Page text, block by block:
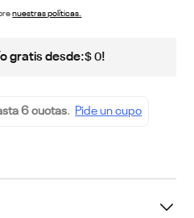
nuestras políticas.
gratis desde:$ 0!